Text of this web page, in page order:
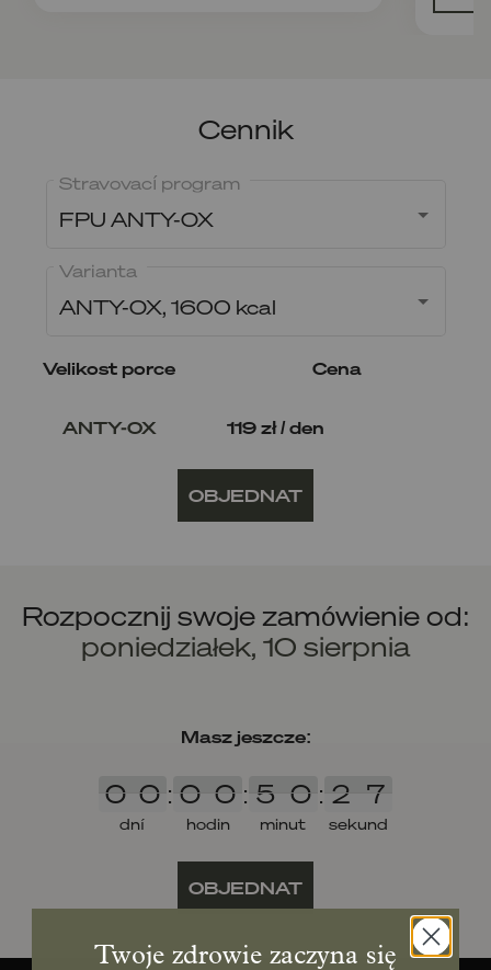
Cennik
FPU ANTY-OX
Stravovací program
ANTY-OX, 1600 kcal
Varianta
Velikost porce Cena
ANTY-OX 119 zł / den
OBJEDNAT
Rozpocznij swoje zamówienie od:
poniedziałek, 10 sierpnia
Masz jeszcze:
dní
0
0 0
0 :
hodin
0
0 0
0 :
minut
5
5 0
0 :
sekund
2
2 7
7
7
OBJEDNAT
Twoje zdrowie zaczyna się